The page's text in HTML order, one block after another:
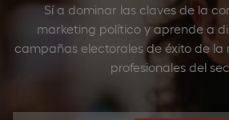
Sí a dominar las claves de la
marketing político y aprende a
campañas electorales de éxito de la
profesionales del